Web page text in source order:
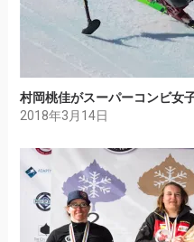
村岡桃佳がスーパーコンビ女
2018年3月14日